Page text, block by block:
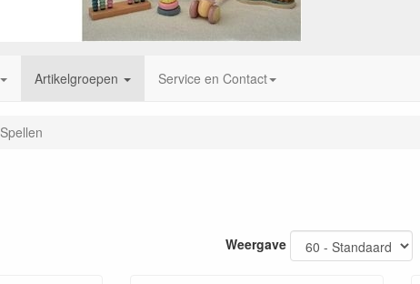
Artikelgroepen Service en Contact
Spellen
Weergave